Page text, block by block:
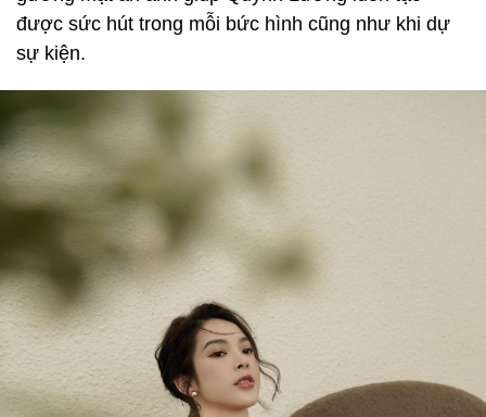
được sức hút trong mỗi bức hình cũng như khi dự
sự kiện.